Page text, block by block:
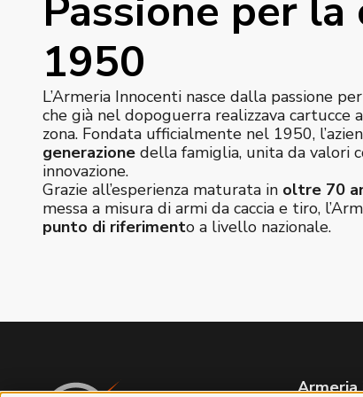
1950
L’Armeria Innocenti nasce dalla passione
che già nel dopoguerra realizzava
zona. Fondata ufficialmente nel 1950,
generazione della famiglia, unita da valori
innovazione.
Grazie all’esperienza maturata in oltre 70
messa a misura di armi da caccia e tiro,
punto di riferimento a livello nazionale.
Armeria